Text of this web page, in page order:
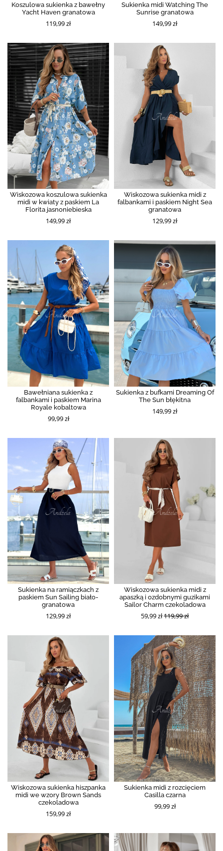
Koszulowa sukienka z bawełny
Yacht Haven granatowa
119,99 zł
Sukienka midi Watching The
Sunrise granatowa
149,99 zł
Wiskozowa koszulowa sukienka
midi w kwiaty z paskiem La
Florita jasnoniebieska
149,99 zł
Wiskozowa sukienka midi z
falbankami i paskiem Night Sea
granatowa
129,99 zł
Bawełniana sukienka z
falbankami i paskiem Marina
Royale kobaltowa
99,99 zł
Sukienka z bufkami Dreaming Of
The Sun błękitna
149,99 zł
Sukienka na ramiączkach z
paskiem Sun Sailing biało-
granatowa
129,99 zł
Wiskozowa sukienka midi z
apaszką i ozdobnymi guzikami
Sailor Charm czekoladowa
59,99 zł119,99 zł
Wiskozowa sukienka hiszpanka
midi we wzory Brown Sands
czekoladowa
159,99 zł
Sukienka midi z rozcięciem
Casilla czarna
99,99 zł